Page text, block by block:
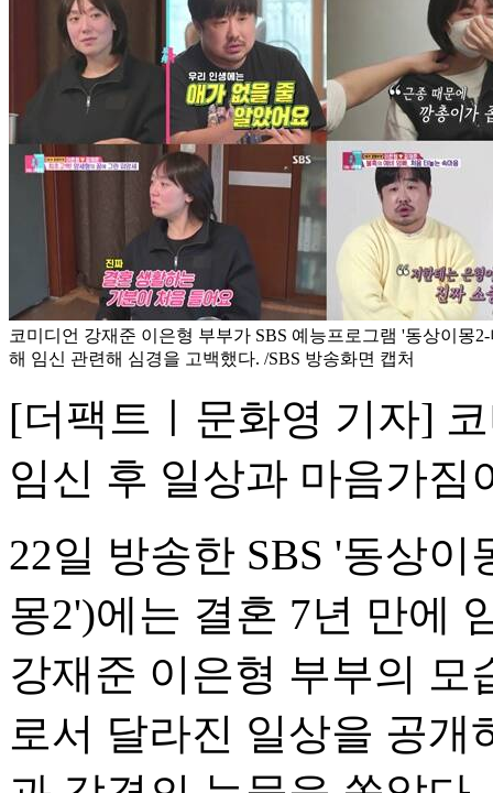
코미디언 강재준 이은형 부부가 SBS 예능프로그램 '동상이몽
해 임신 관련해 심경을 고백했다. /SBS 방송화면 캡처
[더팩트ㅣ문화영 기자]
임신 후 일상과 마음가짐
22일 방송한 SBS '동상
몽2')에는 결혼 7년 만에
강재준 이은형 부부의 모
로서 달라진 일상을 공개